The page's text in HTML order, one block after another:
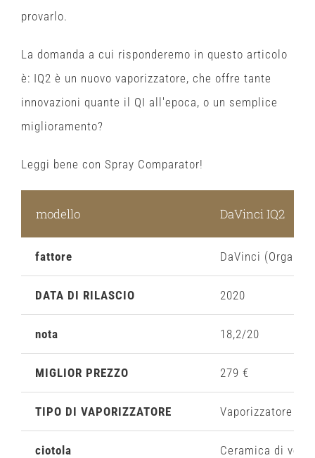
provarlo.
La domanda a cui risponderemo in questo articolo
è: IQ2 è un nuovo vaporizzatore, che offre tante
innovazioni quante il QI all'epoca, o un semplice
miglioramento?
Leggi bene con Spray Comparator!
modello DaVinci IQ2
fattore DaVinci
DATA DI RILASCIO 2020
nota 18,2/20
MIGLIOR PREZZO 279 €
TIPO DI VAPORIZZATORE Vaporizzatore
ciotola Ceramica di vetro